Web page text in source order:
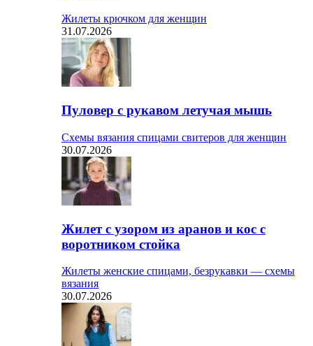
Жилеты крючком для женщин
31.07.2026
Пуловер с рукавом летучая мышь
Схемы вязания спицами свитеров для женщин
30.07.2026
Жилет с узором из аранов и кос с
воротником стойка
Жилеты женские спицами, безрукавки — схемы
вязания
30.07.2026